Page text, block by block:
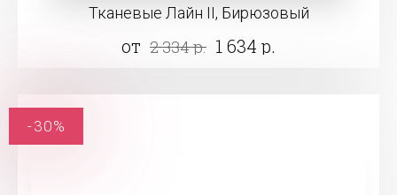
Тканевые Лайн II, Бирюзовый
от 2 334 р. 1 634 р.
-30%